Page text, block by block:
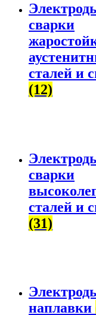
сварки
сталей и
(12)
сварки
сталей и
(31)
наплавки